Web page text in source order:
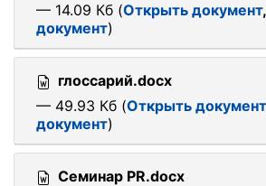
— 14.09 Кб (Открыть документ,
документ)
глоссарий.docx
— 49.93 Кб (Открыть документ
документ)
Семинар PR.docx